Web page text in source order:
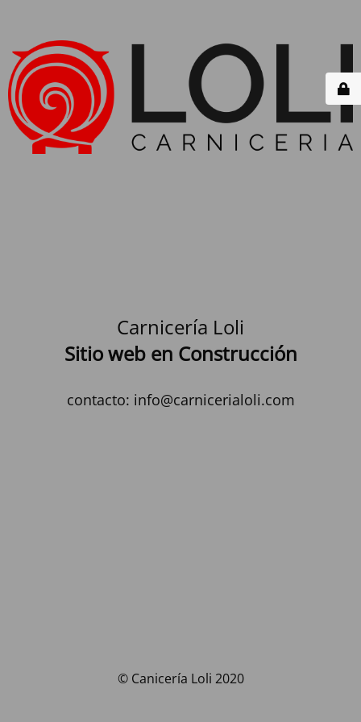
Carnicería Loli
Sitio web en Construcción
contacto: info@carnicerialoli.com
© Canicería Loli 2020